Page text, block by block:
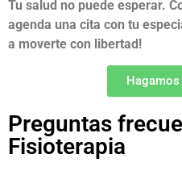
Tu salud no puede esperar.
agenda una cita con tu
a moverte con libertad!
Preguntas
Fisioterapia